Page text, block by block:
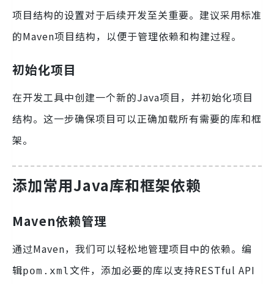
项目结构的设置对于后续开发至关重要。建议采用标准
的Maven项目结构，以便于管理依赖和构建过程。
初始化项目
在开发工具中创建一个新的Java项目，并初始化项目
结构。这一步确保项目可以正确加载所有需要的库和框
架。
添加常用Java库和框架依赖
Maven依赖管理
通过Maven，我们可以轻松地管理项目中的依赖。编
辑pom.xml文件，添加必要的库以支持RESTful API